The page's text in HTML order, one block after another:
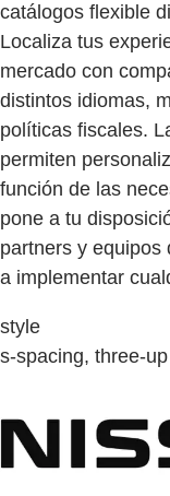
catálogos flexible
Localiza tus
mercado con
distintos idiomas,
políticas fiscales.
permiten
función de las
pone a tu
partners y equipos
a implementar
style
s-spacing, three-up